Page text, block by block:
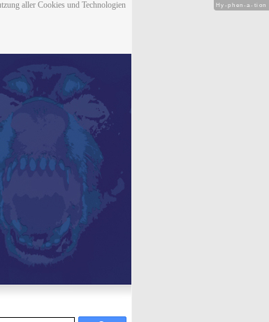
aller Cookies und Technologien
Hy-phen-a-tion